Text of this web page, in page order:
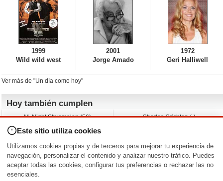
1999
Wild wild west
2001
Jorge Amado
1972
Geri Halliwell
Ver más de "Un día como hoy"
Hoy también cumplen
M. Night Shyamalan (56)
Andy Warhol (98)
Melissa George (50)
Vera Farmiga (53)
Charles Crichton (-)
Jeremy Ratchford (61)
Jason O’Mara (54)
Nacimientos y estrenos en la fecha
Este sitio utiliza cookies
Utilizamos cookies propias y de terceros para mejorar tu experiencia de
navegación, personalizar el contenido y analizar nuestro tráfico. Puedes
aceptar todas las cookies, configurar tus preferencias o rechazar las no
esenciales.